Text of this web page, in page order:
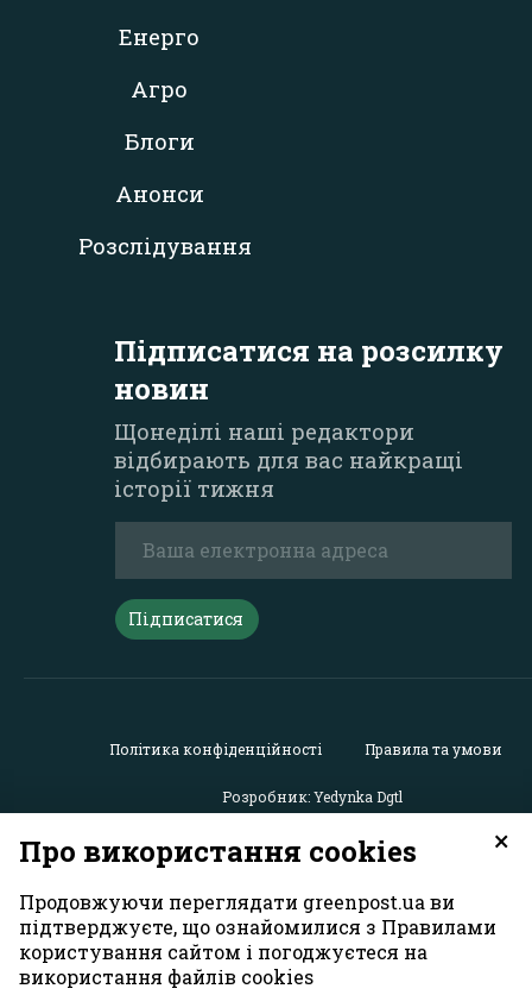
Енерго
Агро
Блоги
Анонси
Розслідування
Підписатися на розсилку
новин
Щонеділі наші редактори
відбирають для вас найкращі
історії тижня
Підписатися
Політика конфіденційності Правила та умови
Розробник: Yedynka Dgtl
використовуватися іншими користувачами
обов’язковим активним гіперпосиланням на
https://greenpost.ua, розміщеним у першому абзаці
Також активне гіперпосилання на сайтgreenpost.ua
разі використання частини матеріалу.
×
Про використання cookies
Продовжуючи переглядати greenpost.ua ви
підтверджуєте, що ознайомилися з Правилами
користування сайтом і погоджуєтеся на
використання файлів cookies